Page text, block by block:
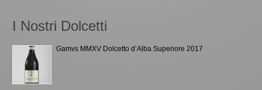
I Nostri Dolcetti
Gamvs MMXV Dolcetto d’Alba Superiore 2017